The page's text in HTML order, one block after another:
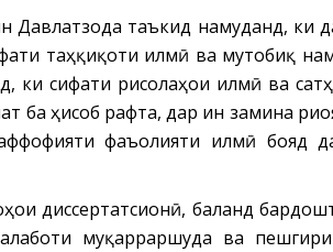
Давлатзода таъкид намуданд, ки
таҳқиқоти илмӣ ва мутобиқ
ки сифати рисолаҳои илмӣ ва
ба ҳисоб рафта, дар ин замина
фаъолияти илмӣ бояд
диссертатсионӣ, баланд
муқарраршуда ва